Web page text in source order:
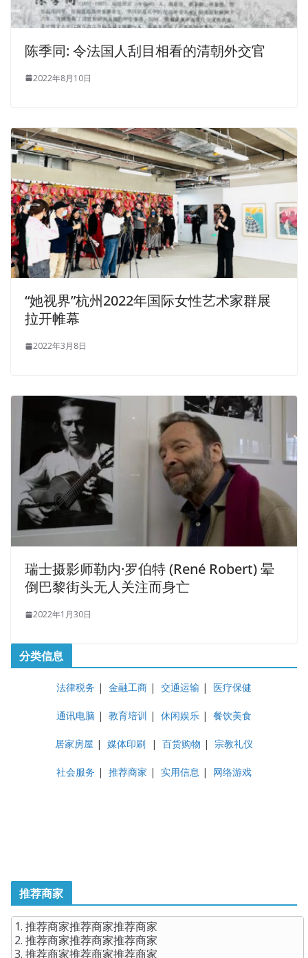
陈季同: 令法国人刮目相看的清朝外交官
2022年8月10日
“她视界”杭州2022年国际女性艺术家群展
拉开帷幕
2022年3月8日
瑞士摄影师勒内·罗伯特 (René Robert) 晕
倒巴黎街头无人关注而身亡
2022年1月30日
分类信息
法律税务 | 金融工商 | 交通运输 | 医疗保健
通讯电脑 | 教育培训 | 休闲娱乐 | 餐饮美食
居家房屋 | 媒体印刷 | 百货购物 | 宗教礼仪
社会服务 | 推荐商家 | 实用信息 | 网络游戏
推荐商家